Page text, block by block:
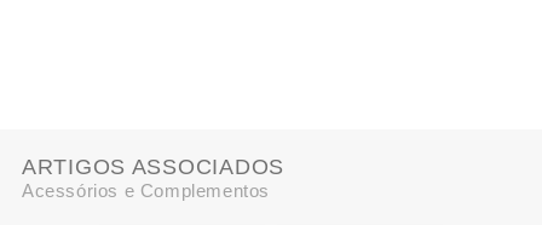
ARTIGOS ASSOCIADOS
Acessórios e Complementos